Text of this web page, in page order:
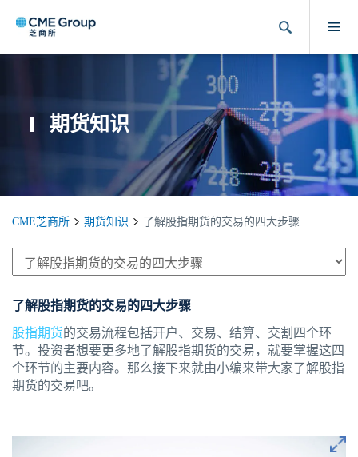
期货知识
CME芝商所 期货知识 了解股指期货的交易的四大步骤
了解股指期货的交易的四大步骤
股指期货的交易流程包括开户、交易、结算、交割四个环
节。投资者想要更多地了解股指期货的交易，就要掌握这四
个环节的主要内容。那么接下来就由小编来带大家了解股指
期货的交易吧。